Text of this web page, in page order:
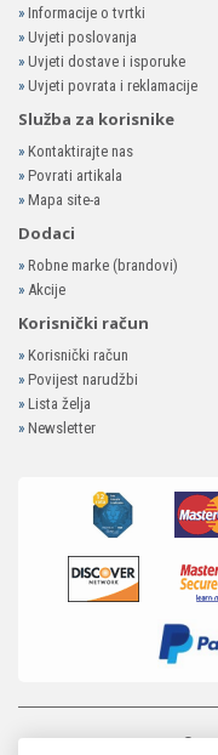
» Informacije o tvrtki
» Uvjeti poslovanja
» Uvjeti dostave i isporuke
» Uvjeti povrata i reklamacije
Služba za korisnike
» Kontaktirajte nas
» Povrati artikala
» Mapa site-a
Dodaci
» Robne marke (brandovi)
» Akcije
Korisnički račun
» Korisnički račun
» Povijest narudžbi
» Lista želja
» Newsletter
MP-ELEKTRONIKA SHOP©